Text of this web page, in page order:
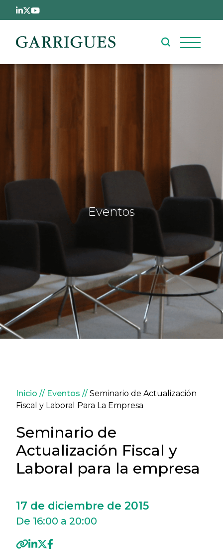
Pasar al contenido principal
Eventos
Sobrescribir enlaces de
Inicio Eventos
Seminario de Actualización
Fiscal y Laboral Para La Empresa
Seminario de
Actualización Fiscal y
Laboral para la empresa
17 de diciembre de 2015
De 16:00 a 20:00